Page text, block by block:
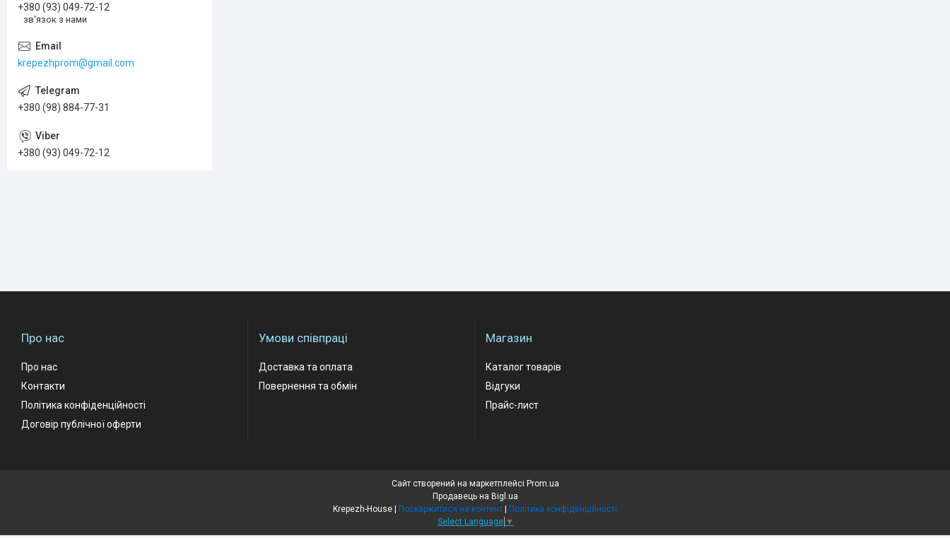
+380 (93) 049-72-12
зв'язок з нами
krepezhprom@gmail.com
+380 (98) 884-77-31
+380 (93) 049-72-12
Про нас
Про нас
Контакти
Політика конфіденційності
Договір публічної оферти
Умови співпраці
Доставка та оплата
Повернення та обмін
Магазин
Каталог товарів
Відгуки
Прайс-лист
Сайт створений на маркетплейсі Prom.ua
Продавець на Bigl.ua
Krepezh-House | Поскаржитися на контент | Політика конфіденційності
Select Language ▼